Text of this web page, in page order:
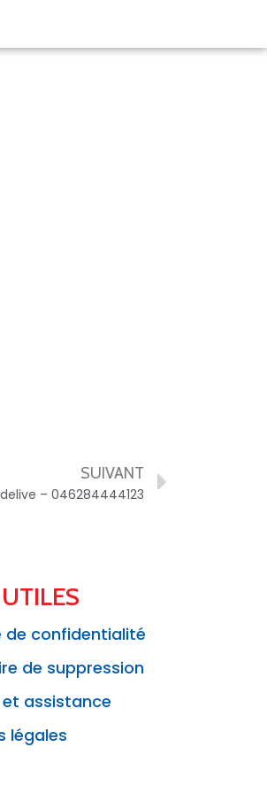
SUIVANT
– 046284444123
de confidentialité
de suppression
assistance
légales